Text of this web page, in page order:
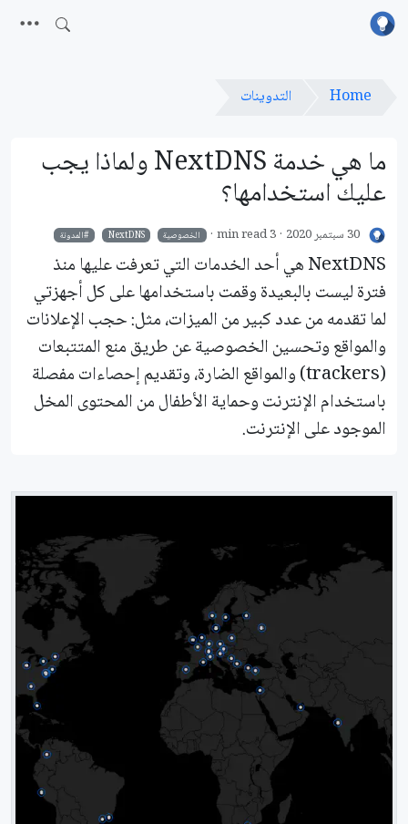
Home التدوينات
ما هي خدمة NextDNS ولماذا يجب
عليك استخدامها؟
30 سبتمبر 2020 3 min read الخصوصية NextDNS المدونة
NextDNS هي أحد الخدمات التي تعرفت عليها منذ
فترة ليست بالبعيدة وقمت باستخدامها على كل أجهزتي
لما تقدمه من عدد كبير من الميزات، مثل: حجب اﻹعلانات
والمواقع وتحسين الخصوصية عن طريق منع المتتبعات
(trackers) والمواقع الضارة، وتقديم إحصاءات مفصلة
باستخدام اﻹنترنت وحماية اﻷطفال من المحتوى المخل
الموجود على اﻹنترنت.